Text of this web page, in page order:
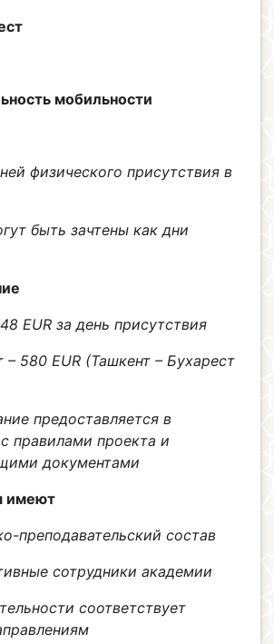
мобильности
физического присутствия в
быть зачтены как дни
EUR за день присутствия
– 580 EUR (Ташкент – Бухарест
предоставляется в
правилами проекта и
документами
имеют
преподавательский состав
сотрудники академии
соответствует